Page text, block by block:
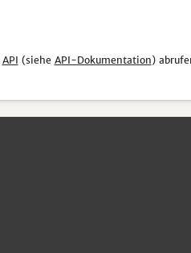
API (siehe API-Dokumentation)